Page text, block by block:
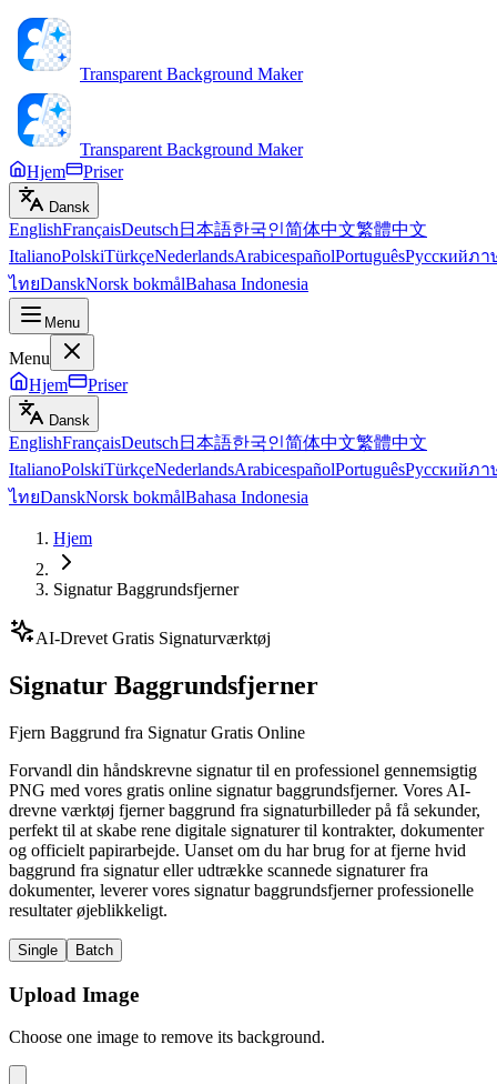
Transparent Background Maker
Transparent Background Maker
Hjem
Priser
Dansk
EnglishFrançaisDeutsch 日本語한국인简体中文繁體中文
ItalianoPolskiTürkçeNederlandsArabicespañolPortuguêsРусскийภา
ไทยDanskNorsk bokmålBahasa Indonesia
Menu
Menu
Hjem
Priser
Dansk
EnglishFrançaisDeutsch 日本語한국인简体中文繁體中文
ItalianoPolskiTürkçeNederlandsArabicespañolPortuguêsРусскийภา
ไทยDanskNorsk bokmålBahasa Indonesia
Hjem
Signatur Baggrundsfjerner
AI-Drevet Gratis Signaturværktøj
Signatur Baggrundsfjerner
Fjern Baggrund fra Signatur Gratis Online
Forvandl din håndskrevne signatur til en professionel gennemsigtig
PNG med vores gratis online signatur baggrundsfjerner. Vores AI-
drevne værktøj fjerner baggrund fra signaturbilleder på få sekunder,
perfekt til at skabe rene digitale signaturer til kontrakter, dokumenter
og officielt papirarbejde. Uanset om du har brug for at fjerne hvid
baggrund fra signatur eller udtrække scannede signaturer fra
dokumenter, leverer vores signatur baggrundsfjerner professionelle
resultater øjeblikkeligt.
Single Batch
Upload Image
Choose one image to remove its background.